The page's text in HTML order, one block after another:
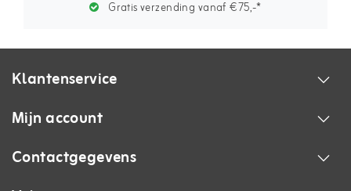
Gratis verzending vanaf €75,-*
Klantenservice
Mijn account
Contactgegevens